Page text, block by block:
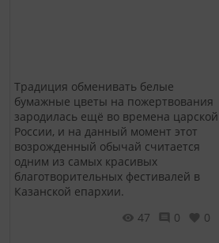
Традиция обменивать белые
бумажные цветы на пожертвования
зародилась ещё во времена царской
России, и на данный момент этот
возрожденный обычай считается
одним из самых красивых
благотворительных фестивалей в
Казанской епархии.
47
0 0